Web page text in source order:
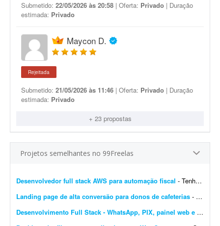
Submetido: 22/05/2026 às 20:58 | Oferta: Privado | Duração
estimada: Privado
Maycon D.
Rejeitada
Submetido: 21/05/2026 às 11:46 | Oferta: Privado | Duração
estimada: Privado
+ 23 propostas
Projetos semelhantes no 99Freelas
Desenvolvedor full stack AWS para automação fiscal - Tenho uma plataforma de automação fiscal rodando em AWS - ela pega os dados do sistema do cliente, calcula os impostos e emite a nota fiscal automaticamente. Preciso de alguém...
Landing page de alta conversão para donos de cafeterias - Sou gestor de tráfego especializado em cafeterias e cafés e preciso de uma landing page de alta conversão para captar leads (donos de cafeterias) que chegam pelos meus an&uacut...
Desenvolvimento Full Stack - WhatsApp, PIX, painel web e automação